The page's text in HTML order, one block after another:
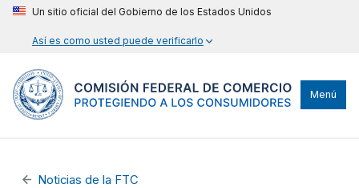
Un sitio oficial del Gobierno de los Estados Unidos
Así es como usted puede verificarlo
Menú
Noticias de la FTC